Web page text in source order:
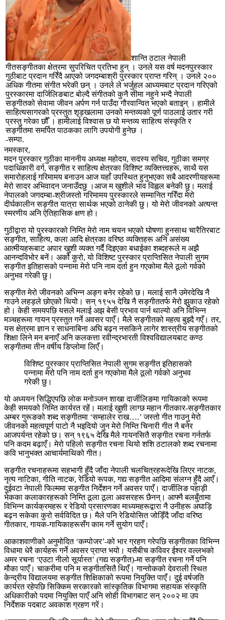
शान्ति ठटाल नेपाली
गीतसङ्गीतका क्षेत्रमा सुपरिचित प्रतिभा हुन् । उनले यस वर्ष मदनपुरस्कार
गुठीबाट प्रदान गरिँदै आएको जगदम्बाश्री पुरस्कार प्राप्त गरिन् । उनले २००
अधिक गीतमा संगीत भरेकी छन् । उनले ले भर्जुहल आध्यमबाट प्रदान गरिएको
पुरस्कारमा दार्जिलिङबाट बोल्दै संगीतको कुनै सीमा नहुने भन्दै नेपाली
सङ्गीतको सेवामा जीवन अर्पण गर्न पाउँदा गौरवान्वित भएको बताइन् । हामीले
साहित्यसागरको प्रस्तुत शृड्खलामा उनको मन्तव्यको पूर्ण पाठलाई उतार गरी
प्रस्तु गरेका छौँ । हामीलाई विश्वास छ यो मन्तव्य साहित्य संस्कृति र
सङ्गीतमा समर्पित पाठकका लागि उपयोगी हुनेछ ।
-सम्पा.
नमस्कार,
मदन पुरस्कार गुठीका माननीय अध्यक्ष महोदय, सदस्य सचिव, गुठीका समग्र
पदाधिकारी वर्ग, सङ्‍गीत र साहित्य क्षेत्रका विशिष्ट व्यक्तित्त्वहरू, साथै यस
समारोहलाई गरिमामय बनाउन आज यहाँ उपस्थित हुनुभएका सबै आदरणीयहरूमा
मेरो सादर अभिवादन जनाउँदछु ।आज म खुशीले भाव विह्वल बनेकी छु। मलाई
नेपालको जगदम्बा-श्रीजस्तो गरिमामय पुरस्कारले सम्मानित गरिँदा मेरो
दीर्घकालीन सङ्गीत यात्रा सार्थक भएको ठानेकी छु। यो मेरो जीवनको अत्यन्त
स्मरणीय अनि ऐतिहासिक क्षण हो।
गुठीद्वारा यो पुरस्कारको निम्ति मेरो नाम चयन भएको घोषणा हुनसाथ चारैतिरबाट
सङ्गीत, साहित्य, कला आदि क्षेत्रका वरिष्ठ व्यक्तिहरू अनि असंख्य
आत्मीयहरूबाट अपार खुशी व्यक्त गर्दै दिइएका बधाईका शब्दहरूले म अझै
आनन्दविभोर बनें। अर्को कुरो, यो विशिष्ट पुरस्कार प्राप्तिसित नेपाली सुगम
सङ्गीत इतिहासको पन्नामा मेरो पनि नाम दर्ता हुन गएकोमा मैले ठूलो गर्वको
अनुभव गरेकी छु।
सङ्गीत मेरो जीवनको अभिन्न अङ्ग बनेर रहेको छ। मलाई सानै उमेरदेखि नै
गाउने लहड़ले छोएको थियो। सन् १९५५ देखि नै सङ्गीततर्फ मेरो झुकाउ रहेको
हो। केही समयपछि यसले मलाई अझ बेसी प्रभाव पार्न थाल्यो अनि विभिन्न
मञ्चहरूमा गायन प्रस्तुत गर्ने अवसर पाएँ। मैले सङ्गीतको महत्व बुझ्दै गएँ। तर,
यस क्षेत्रमा ज्ञान र साधनाबिना अघि बढ़न नसकिने लागेर शास्त्रीय सङ्गीतको
शिक्षा लिने मन बनाएँ अनि कलकत्ता रवीन्द्रभारती विश्वविद्यालयबाट कण्ठ
सङ्गीतमा तीन वर्षीय डिप्लोमा लिएँ।
विशिष्ट पुरस्कार प्राप्तिसित नेपाली सुगम सङ्गीत इतिहासको
पन्नामा मेरो पनि नाम दर्ता हुन गएकोमा मैले ठूलो गर्वको अनुभव
गरेकी छु।
यो अध्ययन सिद्धिएपछि लोक मनोञ्जन शाखा दार्जीलिङमा गायिकाको रूपमा
केही समयको निम्ति कार्यरत रहें। मलाई खुशी लाग्छ महान गीतकार-सङ्गीतकार
अम्बर गुरूङको शब्द सङ्गीतमा ‘सम्हालेर राख….’ जस्तो गीत गाउनु मेरो
जीवनको महत्वपूर्ण पाटो नै भइदियो जुन मेरो निम्ति चिनारी गीत नै बनेर
आजपर्यन्त रहेको छ। सन् १९६५ देखि मैले गायनसितै सङ्गीत रचना गर्नतर्फ
पनि कदम बढ़ाएँ। मेरो पहिलो सङ्गीत रचना थियो शशि ठटालको शब्द रचनामा
कवि भानुभक्त आचार्यमाथिको गीत।
सङ्गीत रचनाहरूमा सहभागी हुँदै जाँदा नेपाली चलचित्रहरूदेखि लिएर नाटक,
नृत्य नाटिका, गीति नाटक, रेडियो रूपक, गद्य सङ्गीत आदिमा संलग्न हुँदै आएँ।
दुईवटा नेपाली फिल्ममा सङ्गीत निर्देशन गर्ने अवसर पाएँ। दार्जीलिङ पहाड़ी
भेकका कलाकारहरूको निम्ति ठूला ठूला अवसरहरू छैनन्। आफ्नै बलबुँतामा
विभिन्न कार्यक्रमहरू र रेडियो प्रसारणका माध्यमहरूद्वारा नै उनीहरू अघाड़ि
बढ्न सकेका कुरो सर्वविदित छ। मैले पनि रेडियोसित जोड़िँदै जाँदा वरिष्ठ
गीतकार, गायक-गायिकाहरूसँग काम गर्ने सुयोग पाएँ।
आकाशवाणीको अनुमोदित ‘कम्पोजर’-को भार ग्रहण गरेपछि सङ्गीतका विभिन्न
विधामा धेरै कार्यहरू गर्ने अवसर प्राप्त भयो। यसैबीच कविवर ईश्वर वल्लभको
अमर रचना ‘एउटा नीलो सूर्यास्त’ (गद्य सङ्गीत)-मा सङ्गीत रचना गर्ने पनि
मौका पाएँ। चाकरीमा पनि म सङ्गीतसितै थिएँ। गान्तोकको देवराली स्थित
केन्द्रीय विद्यालयमा सङ्गीत शिक्षिकाको रूपमा नियुक्ति पाएँ। दुई वर्षजति
कार्यरत रहेपछि सिक्किम सरकारको सांस्कृतिक विभागमा सहायक संस्कृति
अधिकारीको पदमा नियुक्ति पाएँ अनि सोही विभागबाट सन् २००२ मा उप
निर्देशक पदबाट अवकाश ग्रहण गरें।